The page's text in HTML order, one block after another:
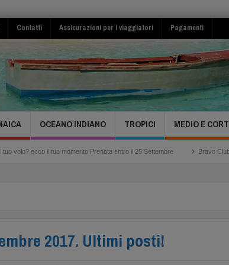
Contatti Assicurazioni per i viaggiatori Pagamenti
OCEANO INDIANO TROPICI MEDIO E
momento Prenota entro il 25 Settembre Bravo Club Viva Miches
2017. Ultimi posti!